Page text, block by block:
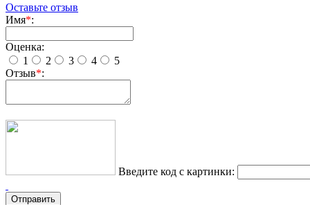
Оставьте отзыв
Имя*:
Оценка:
1
2 3 4
5
Отзыв*:
Введите код с картинки: